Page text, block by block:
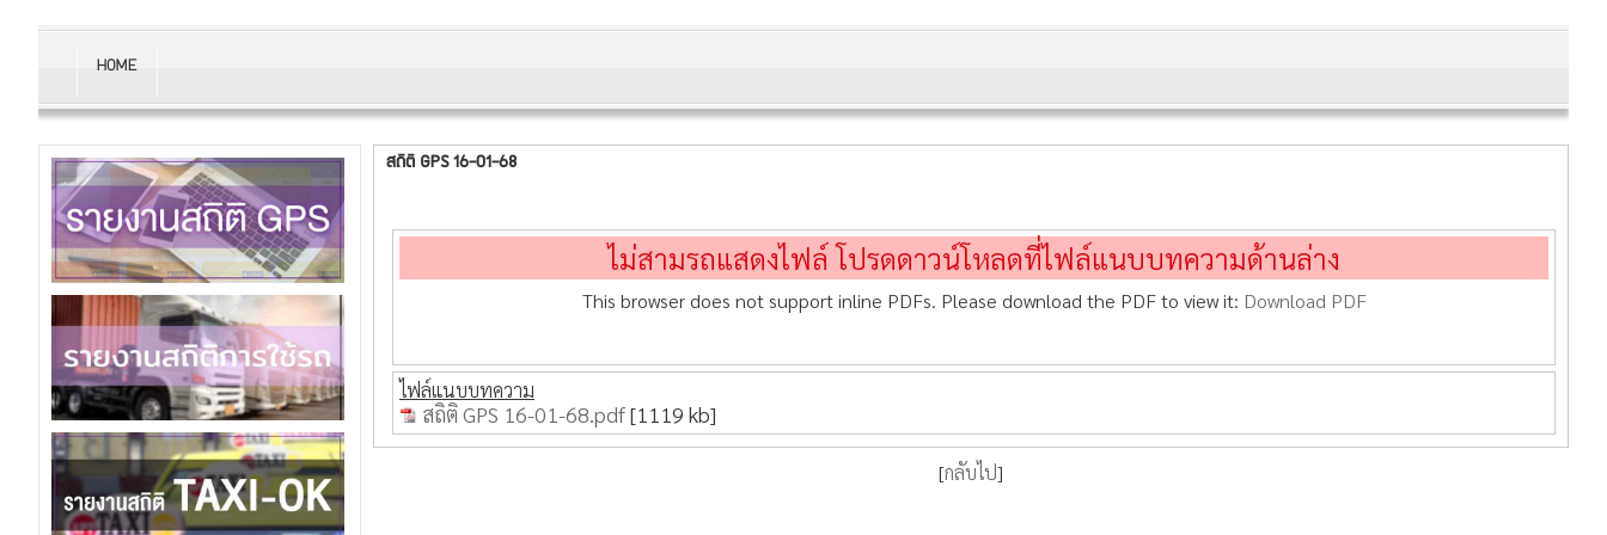
HOME
สถิติ GPS 16-01-68
ไม่สามรถแสดงไฟล์ โปรดดาวน์โหลดที่ไฟล์แนบบทความด้านล่าง
This browser does not support inline PDFs. Please download the PDF to view it: Download PDF
ไฟล์แนบบทความ
สถิติ GPS 16-01-68.pdf[1119 kb]
[กลับไป]